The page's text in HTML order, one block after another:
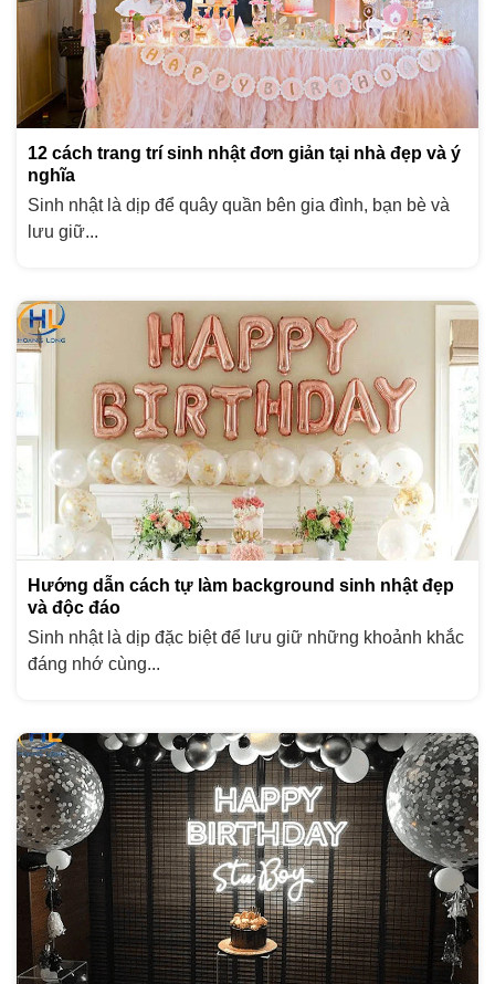
12 cách trang trí sinh nhật đơn giản tại nhà đẹp và ý
nghĩa
Sinh nhật là dịp để quây quần bên gia đình, bạn bè và
lưu giữ...
Hướng dẫn cách tự làm background sinh nhật đẹp
và độc đáo
Sinh nhật là dịp đặc biệt để lưu giữ những khoảnh khắc
đáng nhớ cùng...